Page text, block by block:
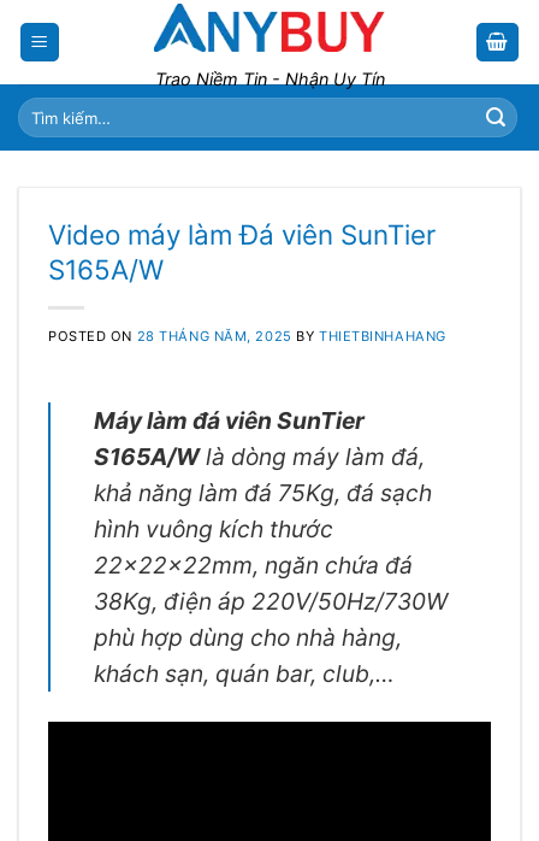
Trao Niềm Tin - Nhận Uy Tín
Tìm
kiếm:
Video máy làm Đá viên SunTier
S165A/W
POSTED ON 28 THÁNG NĂM, 2025 BY THIETBINHAHANG
Máy làm đá viên SunTier
S165A/Wlà dòng máy làm đá,
khả năng làm đá 75Kg, đá sạch
hình vuông kích thước
22x22x22mm, ngăn chứa đá
38Kg, điện áp 220V/50Hz/730W
phù hợp dùng cho nhà hàng,
khách sạn, quán bar, club,…